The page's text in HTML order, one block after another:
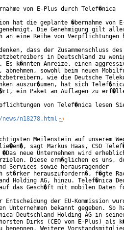
von E-Plus durch Telef�nica
hat die geplante �bernahme von
Die Genehmigung gilt
an eine Reihe von
dass der Zusammenschluss
in Deutschland zu
Es k�nnten Anreize, einen
abnehmen, sowohl beim neuen
wie die Deutsche
auszur�umen, hat sich
ein Paket an Auflagen zu
von Telef�nica lesen
n18278.html
Meilenstein auf unserem
sagt Markus Haas, CSO
neue Unternehmen wird
Diese erm�glichen es uns,
Services sowie herausragender
st�rker herauszufordern�, f�gte
Holding AG, hinzu. Telef�nica
das Gesch�ft mit mobilen Daten
Entscheidung der EU-Kommission
Unternehmen bekannt gegeben. So
Deutschland Holding AG in
Dirks (CEO von E-Plus) als
benennen. Weitere